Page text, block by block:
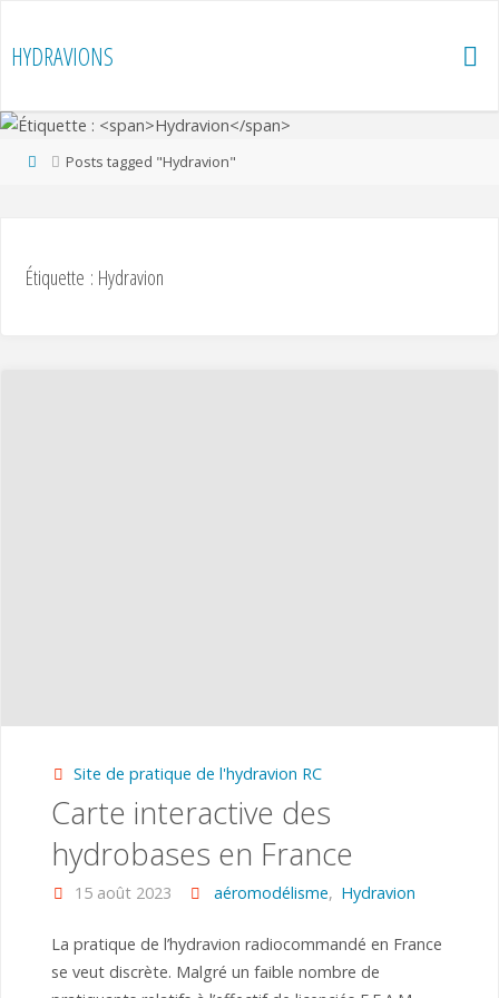
content
HYDRAVIONS
HomePosts tagged "Hydravion"
Étiquette : Hydravion
Site de pratique de l'hydravion RC
Carte interactive des
hydrobases en France
15 août 2023 aéromodélisme, Hydravion
La pratique de l’hydravion radiocommandé en France
se veut discrète. Malgré un faible nombre de